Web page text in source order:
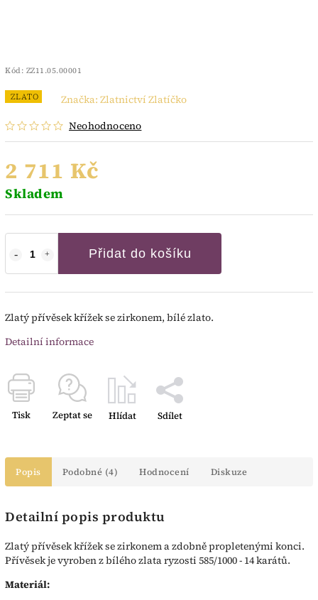
Kód: ZZ11.05.00001
ZLATO
Neohodnoceno
Značka: Zlatnictví Zlatíčko
2 711 Kč
Skladem
Přidat do košíku
Zlatý přívěsek křížek se zirkonem, bílé zlato.
Detailní informace
Tisk Zeptat se Hlídat Sdílet
Popis Podobné (4) Hodnocení Diskuze
Detailní popis produktu
Zlatý přívěsek křížek se zirkonem a zdobně propletenými konci.
Přívěsek je vyroben z bílého zlata ryzosti 585/1000 - 14 karátů.
Materiál: